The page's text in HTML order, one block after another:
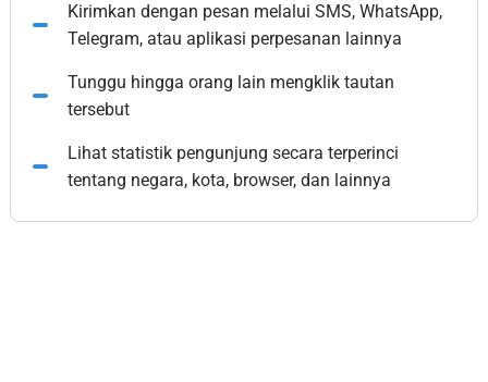
Kirimkan dengan pesan melalui SMS, WhatsApp,
Telegram, atau aplikasi perpesanan lainnya
Tunggu hingga orang lain mengklik tautan
tersebut
Lihat statistik pengunjung secara terperinci
tentang negara, kota, browser, dan lainnya